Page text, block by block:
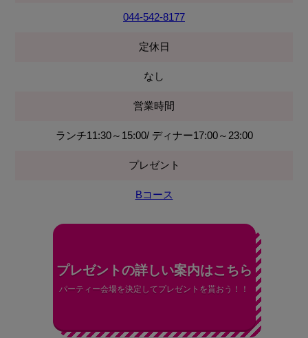
044-542-8177
定休日
なし
営業時間
ランチ11:30～15:00/ ディナー17:00～23:00
プレゼント
Bコース
プレゼントの詳しい案内はこちら
パーティー会場を決定してプレゼントを貰おう！！